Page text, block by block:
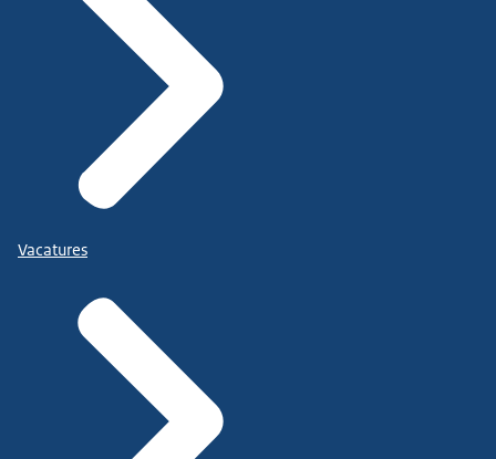
Vacatures